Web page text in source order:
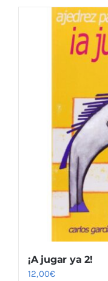
¡A jugar ya 2!
12,00€